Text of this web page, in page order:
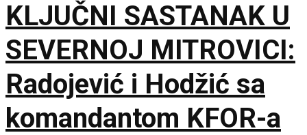
KLJUČNI SASTANAK U
SEVERNOJ MITROVICI:
Radojević i Hodžić sa
komandantom KFOR-a